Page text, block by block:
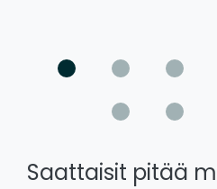
Saattaisit pitää